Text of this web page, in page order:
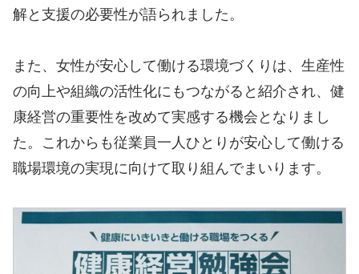
解と支援の必要性が語られました。
また、女性が安心して働ける環境づくりは、生産性
の向上や組織の活性化にもつながると紹介され、健
康経営の重要性を改めて実感する機会となりまし
た。これからも従業員一人ひとりが安心して働ける
職場環境の実現に向けて取り組んでまいります。